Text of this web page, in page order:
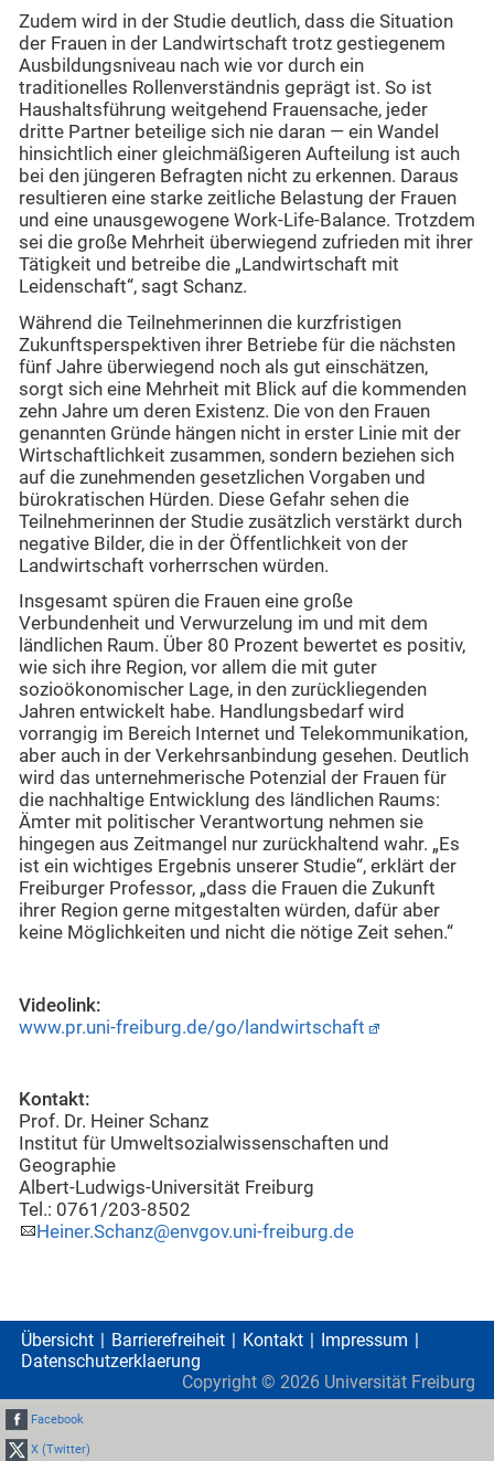
Zudem wird in der Studie deutlich, dass die Situation
der Frauen in der Landwirtschaft trotz gestiegenem
Ausbildungsniveau nach wie vor durch ein
traditionelles Rollenverständnis geprägt ist. So ist
Haushaltsführung weitgehend Frauensache, jeder
dritte Partner beteilige sich nie daran — ein Wandel
hinsichtlich einer gleichmäßigeren Aufteilung ist auch
bei den jüngeren Befragten nicht zu erkennen. Daraus
resultieren eine starke zeitliche Belastung der Frauen
und eine unausgewogene Work-Life-Balance. Trotzdem
sei die große Mehrheit überwiegend zufrieden mit ihrer
Tätigkeit und betreibe die „Landwirtschaft mit
Leidenschaft“, sagt Schanz.
Während die Teilnehmerinnen die kurzfristigen
Zukunftsperspektiven ihrer Betriebe für die nächsten
fünf Jahre überwiegend noch als gut einschätzen,
sorgt sich eine Mehrheit mit Blick auf die kommenden
zehn Jahre um deren Existenz. Die von den Frauen
genannten Gründe hängen nicht in erster Linie mit der
Wirtschaftlichkeit zusammen, sondern beziehen sich
auf die zunehmenden gesetzlichen Vorgaben und
bürokratischen Hürden. Diese Gefahr sehen die
Teilnehmerinnen der Studie zusätzlich verstärkt durch
negative Bilder, die in der Öffentlichkeit von der
Landwirtschaft vorherrschen würden.
Insgesamt spüren die Frauen eine große
Verbundenheit und Verwurzelung im und mit dem
ländlichen Raum. Über 80 Prozent bewertet es positiv,
wie sich ihre Region, vor allem die mit guter
sozioökonomischer Lage, in den zurückliegenden
Jahren entwickelt habe. Handlungsbedarf wird
vorrangig im Bereich Internet und Telekommunikation,
aber auch in der Verkehrsanbindung gesehen. Deutlich
wird das unternehmerische Potenzial der Frauen für
die nachhaltige Entwicklung des ländlichen Raums:
Ämter mit politischer Verantwortung nehmen sie
hingegen aus Zeitmangel nur zurückhaltend wahr. „Es
ist ein wichtiges Ergebnis unserer Studie“, erklärt der
Freiburger Professor, „dass die Frauen die Zukunft
ihrer Region gerne mitgestalten würden, dafür aber
keine Möglichkeiten und nicht die nötige Zeit sehen.“
Videolink:
www.pr.uni-freiburg.de/go/landwirtschaft
Kontakt:
Prof. Dr. Heiner Schanz
Institut für Umweltsozialwissenschaften und
Geographie
Albert-Ludwigs-Universität Freiburg
Tel.: 0761/203-8502
Heiner.Schanz@envgov.uni-freiburg.de
Übersicht Barrierefreiheit Kontakt
Impressum
Datenschutzerklaerung
Copyright © 2026 Universität Freiburg
Facebook
X (Twitter)